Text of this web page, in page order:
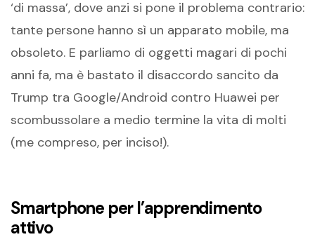
‘di massa’, dove anzi si pone il problema contrario:
tante persone hanno sì un apparato mobile, ma
obsoleto. E parliamo di oggetti magari di pochi
anni fa, ma è bastato il disaccordo sancito da
Trump tra Google/Android contro Huawei per
scombussolare a medio termine la vita di molti
(me compreso, per inciso!).
Smartphone per l’apprendimento
attivo